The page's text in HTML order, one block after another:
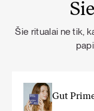
Šie ritualai ne tik,
Gut